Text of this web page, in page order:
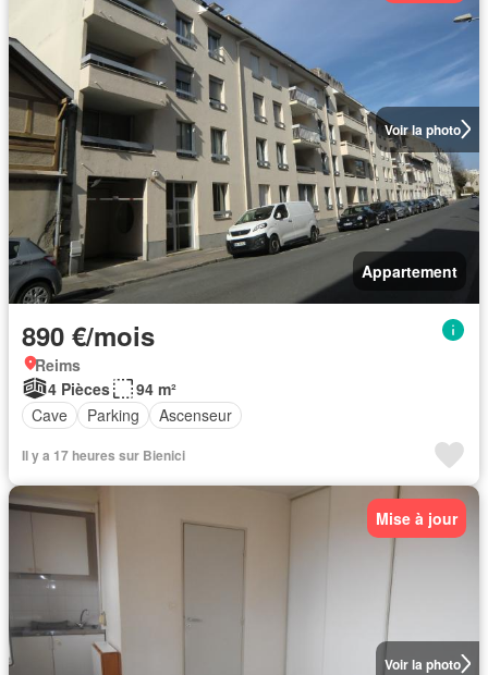
Voir la photo
Appartement
890 €/mois
Reims
4 Pièces
94 m²
Cave
Parking Ascenseur
Il y a 17 heures sur Bienici
Voir la photo
Mise à jour